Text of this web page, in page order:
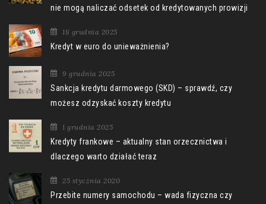
nie mogą naliczać odsetek od kredytowanych prowizji
18 grudnia 2025
Kredyt w euro do unieważnienia?
9 grudnia 2025
Sankcja kredytu darmowego (SKD) – sprawdź, czy
możesz odzyskać koszty kredytu
1 grudnia 2025
Kredyty frankowe – aktualny stan orzecznictwa i
dlaczego warto działać teraz
25 stycznia 2020
Przebite numery samochodu – wada fizyczna czy